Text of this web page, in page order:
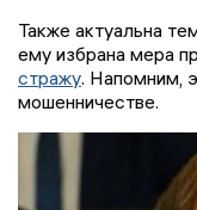
Также актуальна
ему избрана мера
стражу. Напомним,
мошенничестве.